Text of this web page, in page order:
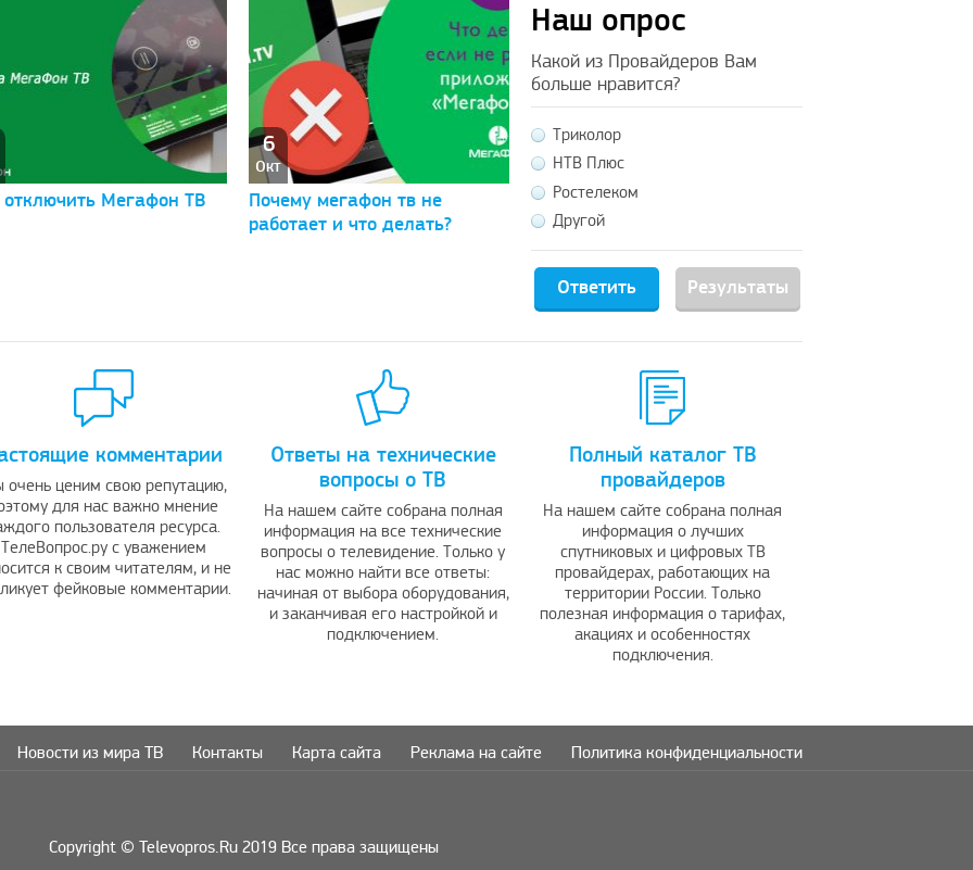
Наш опрос
Какой из Провайдеров Вам
больше нравится?
Триколор
НТВ Плюс
Ростелеком
Другой
Результаты
Мегафон ТВ
6
Окт
Почему мегафон тв не
работает и что делать?
4
Окт
Мегафон тв горячая линия
для решения всех проблем
комментарии
очень ценим свою репутацию,
для нас важно мнение
пользователя ресурса.
ТелеВопрос.ру с уважением
к своим читателям, и не
фейковые комментарии.
Ответы на технические
вопросы о ТВ
На нашем сайте собрана полная
информация на все технические
вопросы о телевидение. Только у
нас можно найти все ответы:
начиная от выбора оборудования,
и заканчивая его настройкой и
подключением.
Полный каталог ТВ
провайдеров
На нашем сайте собрана полная
информация о лучших
спутниковых и цифровых ТВ
провайдерах, работающих на
территории России. Только
полезная информация о тарифах,
акациях и особенностях
подключения.
Новости из мира ТВ Контакты Карта сайта Реклама на сайте Политика конфиденциальности
Copyright © Televopros.Ru 2019 Все права защищены